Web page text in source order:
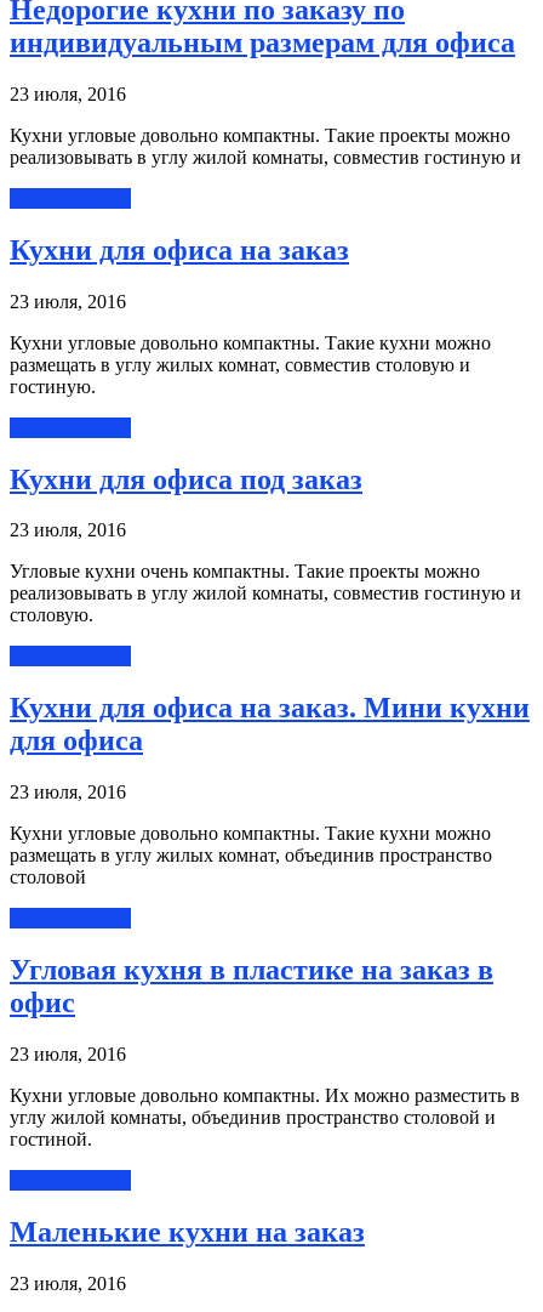
Недорогие кухни по заказу по
индивидуальным размерам для офиса
23 июля, 2016
Кухни угловые довольно компактны. Такие проекты можно
реализовывать в углу жилой комнаты, совместив гостиную и
Кухни для офиса на заказ
23 июля, 2016
Кухни угловые довольно компактны. Такие кухни можно
размещать в углу жилых комнат, совместив столовую и
гостиную.
Кухни для офиса под заказ
23 июля, 2016
Угловые кухни очень компактны. Такие проекты можно
реализовывать в углу жилой комнаты, совместив гостиную и
столовую.
Кухни для офиса на заказ. Мини кухни
для офиса
23 июля, 2016
Кухни угловые довольно компактны. Такие кухни можно
размещать в углу жилых комнат, объединив пространство
столовой
Угловая кухня в пластике на заказ в
офис
23 июля, 2016
Кухни угловые довольно компактны. Их можно разместить в
углу жилой комнаты, объединив пространство столовой и
гостиной.
Маленькие кухни на заказ
23 июля, 2016